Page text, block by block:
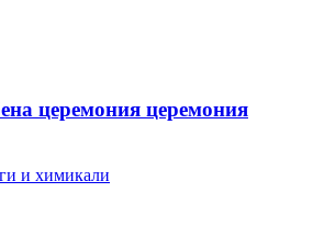
церемония церемония
и химикали